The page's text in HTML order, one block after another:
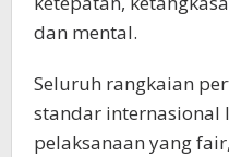
dan mental.
Seluruh rangkaian
standar internasional
pelaksanaan yang